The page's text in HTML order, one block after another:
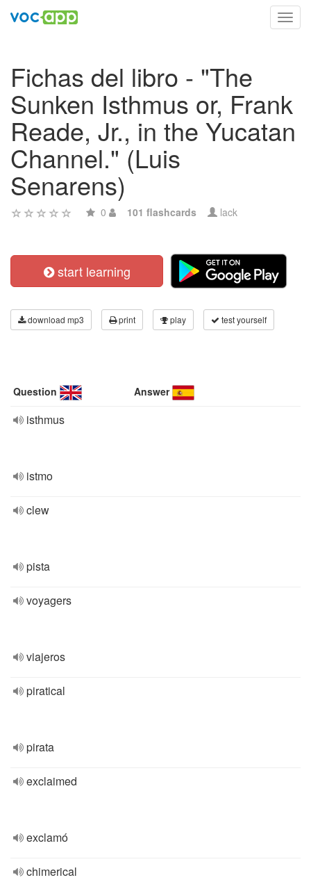
Fichas del libro - "The
Sunken Isthmus or, Frank
Reade, Jr., in the Yucatan
Channel." (Luis
Senarens)
0 101 flashcards lack
start learning
download mp3 print play test yourself
Question Answer
isthmus
istmo
clew
pista
voyagers
viajeros
piratical
pirata
exclaimed
exclamó
chimerical